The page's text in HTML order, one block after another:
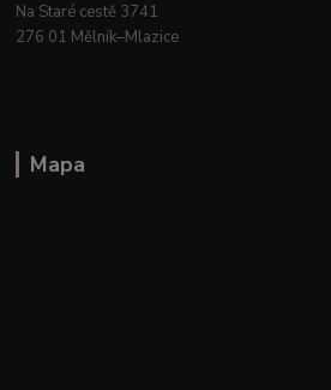
Na Staré cestě 3741
276 01 Mělník–Mlazice
Mapa